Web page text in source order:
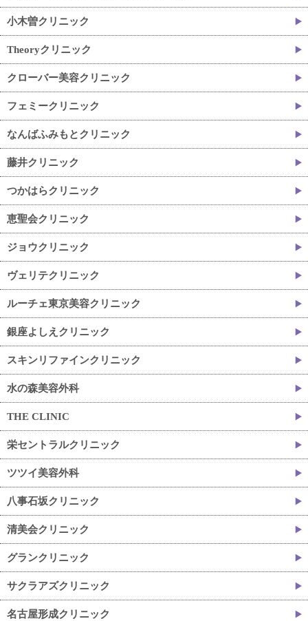
小木曽クリニック
Theoryクリニック
クローバー美容クリニック
フェミークリニック
なんばふみもとクリニック
藤井クリニック
つかはらクリニック
恵聖会クリニック
ジョウクリニック
ヴェリテクリニック
ルーチェ東京美容クリニック
銀座よしえクリニック
スキンリファインクリニック
水の森美容外科
THE CLINIC
栄セントラルクリニック
ツツイ美容外科
八事石坂クリニック
清美会クリニック
グランクリニック
サクラアズクリニック
名古屋形成クリニック